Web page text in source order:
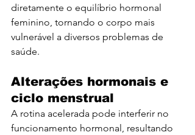
diretamente o equilíbrio hormonal
feminino, tornando o corpo mais
vulnerável a diversos problemas de
saúde.
Alterações hormonais e
ciclo menstrual
A rotina acelerada pode interferir no
funcionamento hormonal, resultando